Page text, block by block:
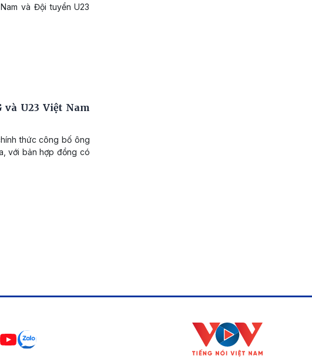
và Đội tuyển U23
U23 Việt Nam
thức công bố ông
với bản hợp đồng có